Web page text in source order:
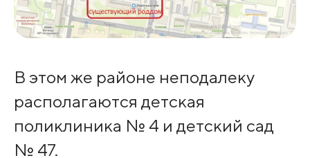
В этом же районе неподалеку
располагаются детская
поликлиника № 4 и детский сад
№ 47.